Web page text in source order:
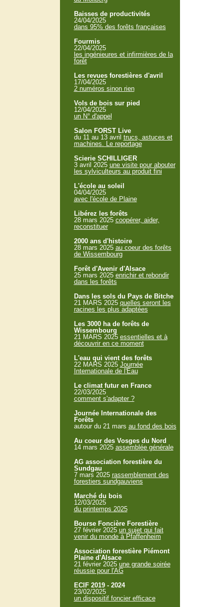
Baisses de productivités
24/04/2025
dans 95% des forêts françaises
Fourmis
22/04/2025
les ingénieures et infirmières de la
forêt
Les revues forestières d'avril
17/04/2025
2 numéros sinon rien
Vols de bois sur pied
12/04/2025
un N° d'appel
Salon FORST Live
du 11 au 13 avril trucs, astuces et
machines. Le reportage
Scierie SCHILLIGER
3 avril 2025 une visite pour abouter
les sylviculteurs au produit fini
L'école au soleil
04/04/2025
avec l'école de Plaine
Libérez les forêts
28 mars 2025 coopérer, aider,
reconstituer
2000 ans d'histoire
28 mars 2025 au coeur des forêts
de Wissembourg
Forêt d'Avenir d'Alsace
25 mars 2025 enrichir et rebondir
dans les forêts
Dans les sols du Pays de Bitche
21 MARS 2025 quelles seront les
racines les plus adaptées
Les 3000 ha de forêts de
Wissembourg
21 MARS 2025 essentielles et à
découvrir en ce moment
L'eau qui vient des forêts
22 MARS 2025 Journée
Internationale de l'Eau
Le climat futur en France
22/03/2025
comment s'adapter ?
Journée Internationale des
Forêts
autour du 21 mars au fond des bois
Au coeur des Vosges du Nord
14 mars 2025 assemblée générale
AG association forestière du
Sundgau
7 mars 2025 rassemblement des
forestiers sundgauviens
Marché du bois
12/03/2025
du printemps 2025
Bourse Foncière Forestière
27 février 2025 un sujet qui fait
venir du monde à Pfaffenheim
Association forestière Piémont
Plaine d'Alsace
21 février 2025 une grande soirée
réussie pour l'AG
ECIF 2019 - 2024
23/02/2025
un dispositif foncier efficace